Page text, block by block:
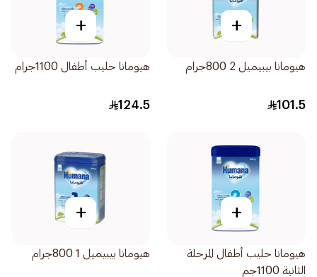
+
هيومانا بيبيميل 2 800جرام
101.5
+
هيومانا حليب أطفال 1100جرام
124.5
+
هيومانا حليب أطفال المرحلة
الثانية 1100جم
+
هيومانا بيبيميل 1 800جرام